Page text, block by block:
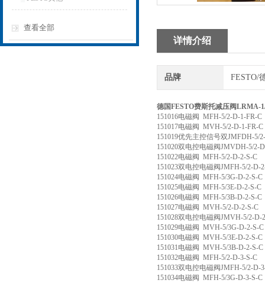
查看全部
详情介绍
品牌 FESTO/
德国FESTO费斯托减压阀LRMA-
151016电磁阀 MFH-5/2-D-1-FR-C
151017电磁阀 MVH-5/2-D-1-FR-C
151019优先主控信号双JMFDH-5/
151020双电控电磁阀JMVDH-5/2-
151022电磁阀 MFH-5/2-D-2-S-C
151023双电控电磁阀JMFH-5/2-D-
151024电磁阀 MFH-5/3G-D-2-S-C
151025电磁阀 MFH-5/3E-D-2-S-C
151026电磁阀 MFH-5/3B-D-2-S-C
151027电磁阀 MVH-5/2-D-2-S-C
151028双电控电磁阀JMVH-5/2-D-
151029电磁阀 MVH-5/3G-D-2-S-C
151030电磁阀 MVH-5/3E-D-2-S-C
151031电磁阀 MVH-5/3B-D-2-S-C
151032电磁阀 MFH-5/2-D-3-S-C
151033双电控电磁阀JMFH-5/2-D-
151034电磁阀 MFH-5/3G-D-3-S-C